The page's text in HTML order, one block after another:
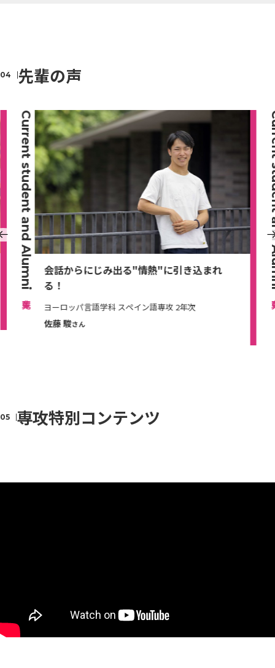
先輩の声
Current student and Alumni
会話からにじみ出る"情熱"に引き込まれ
る！
ヨーロッパ言語学科 スペイン語専攻 2年次
佐藤 駿さん
専攻特別コンテンツ